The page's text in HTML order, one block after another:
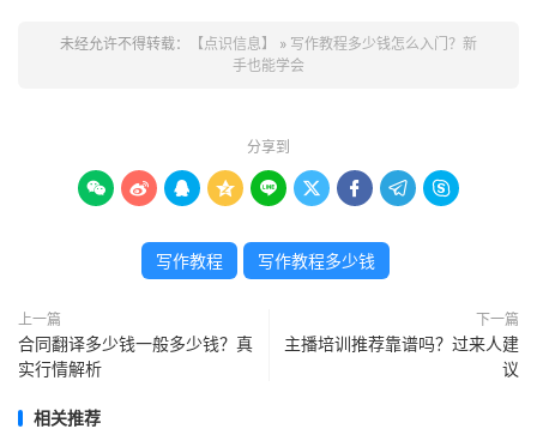
未经允许不得转载： 【点识信息】 » 写作教程多少钱怎么入门？新
手也能学会
分享到
        
写作教程 写作教程多少钱
上一篇
合同翻译多少钱一般多少钱？真
实行情解析
下一篇
主播培训推荐靠谱吗？过来人建
议
相关推荐